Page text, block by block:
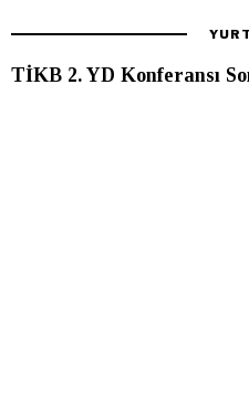
TİKB 2. YD Konferansı